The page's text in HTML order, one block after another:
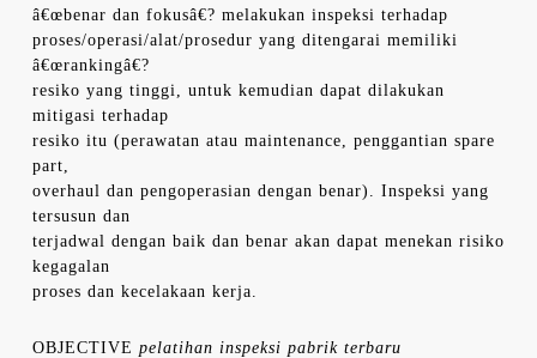
â€œbenar dan fokusâ€? melakukan inspeksi terhadap
proses/operasi/alat/prosedur yang ditengarai memiliki
â€œrankingâ€?
resiko yang tinggi, untuk kemudian dapat dilakukan
mitigasi terhadap
resiko itu (perawatan atau maintenance, penggantian spare
part,
overhaul dan pengoperasian dengan benar). Inspeksi yang
tersusun dan
terjadwal dengan baik dan benar akan dapat menekan risiko
kegagalan
proses dan kecelakaan kerja.
OBJECTIVE pelatihan inspeksi pabrik terbaru